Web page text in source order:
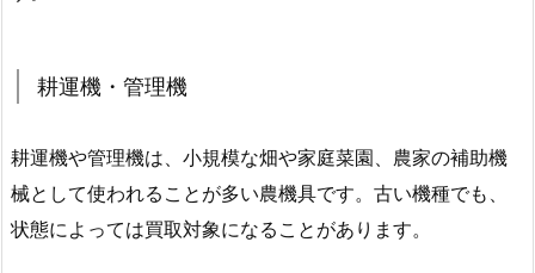
耕運機・管理機
耕運機や管理機は、小規模な畑や家庭菜園、農家の補助機
械として使われることが多い農機具です。古い機種でも、
状態によっては買取対象になることがあります。